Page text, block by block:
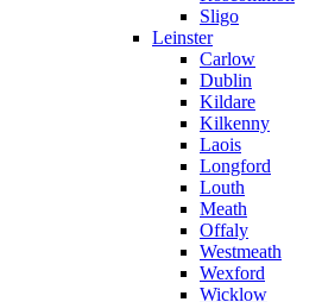
Sligo
Leinster
Carlow
Dublin
Kildare
Kilkenny
Laois
Longford
Louth
Meath
Offaly
Westmeath
Wexford
Wicklow